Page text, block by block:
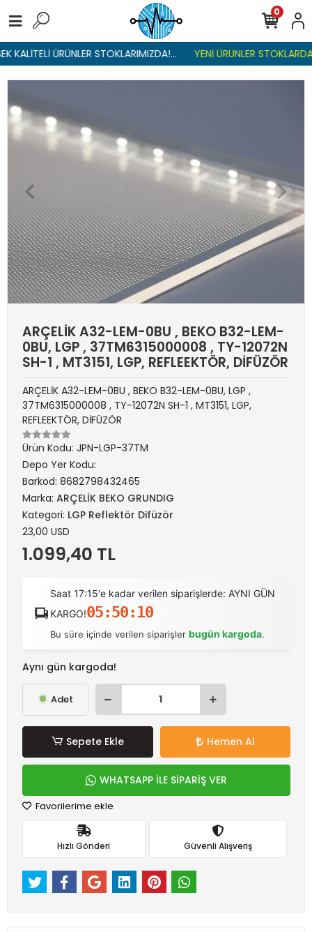
KALİTELİ ÜRÜNLER STOKLARIMIZDA!... YENİ ÜRÜNLER
0
ARÇELİK A32-LEM-0BU , BEKO B32-LEM-
0BU, LGP , 37TM6315000008 , TY-12072N
SH-1 , MT3151, LGP, REFLEEKTÖR, DİFÜZÖR
ARÇELİK A32-LEM-0BU , BEKO B32-LEM-0BU, LGP ,
37TM6315000008 , TY-12072N SH-1 , MT3151, LGP,
REFLEEKTÖR, DİFÜZÖR
Ürün Kodu: JPN-LGP-37TM
Depo Yer Kodu:
Barkod: 8682798432465
Marka: ARÇELİK BEKO GRUNDIG
Kategori: LGP Reflektör Difüzör
23,00 USD
1.099,40 TL
Saat 17:15'e kadar verilen siparişlerde: AYNI GÜN
KARGO!05:50:10
Bu süre içinde verilen siparişlerbugün kargoda.
Aynı gün kargoda!
Adet
Sepete Ekle Hemen Al
WHATSAPP İLE SİPARİŞ VER
Favorilerime ekle
Hızlı Gönderi Güvenli Alışveriş